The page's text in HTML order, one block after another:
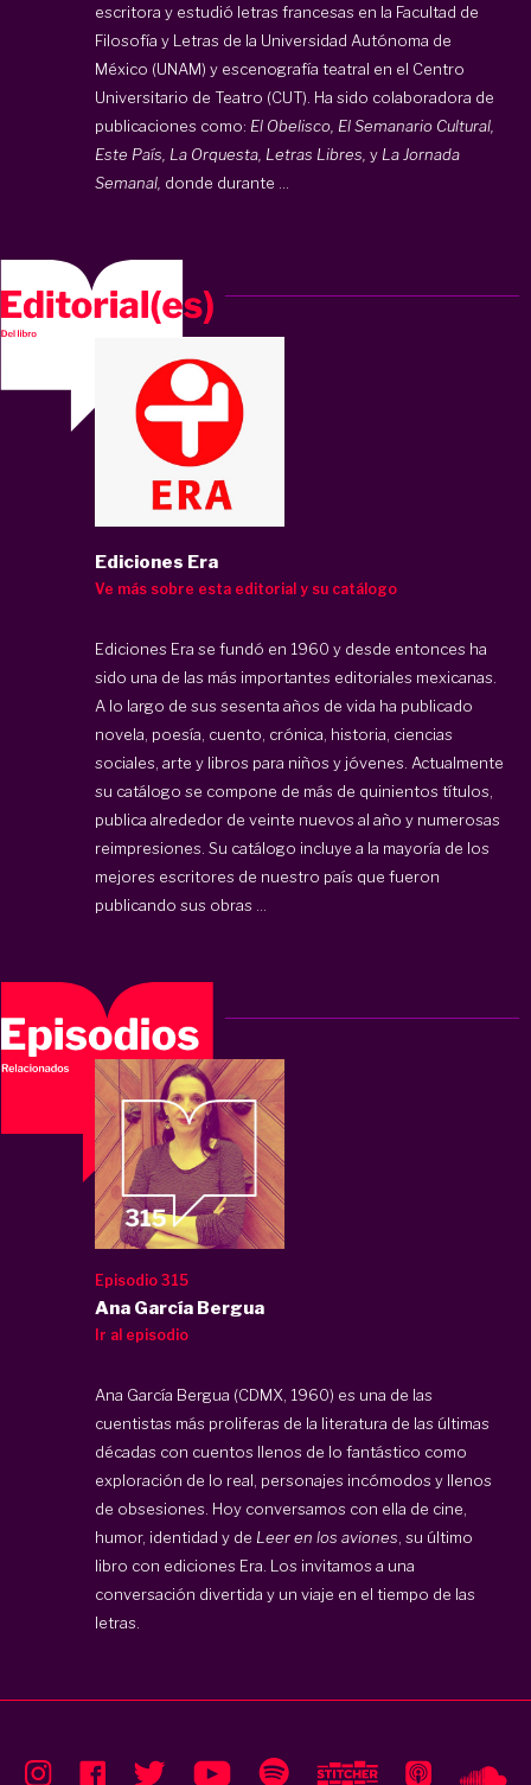
escritora y estudió letras francesas en la Facultad de
Filosofía y Letras de la Universidad Autónoma de
México (UNAM) y escenografía teatral en el Centro
Universitario de Teatro (CUT). Ha sido colaboradora de
publicaciones como: El Obelisco, El Semanario Cultural,
Este País, La Orquesta, Letras Libres, y La Jornada
Semanal, donde durante ...
Ediciones Era
Ve más sobre esta editorial y su catálogo
Ediciones Era se fundó en 1960 y desde entonces ha
sido una de las más importantes editoriales mexicanas.
A lo largo de sus sesenta años de vida ha publicado
novela, poesía, cuento, crónica, historia, ciencias
sociales, arte y libros para niños y jóvenes. Actualmente
su catálogo se compone de más de quinientos títulos,
publica alrededor de veinte nuevos al año y numerosas
reimpresiones. Su catálogo incluye a la mayoría de los
mejores escritores de nuestro país que fueron
publicando sus obras ...
Episodio 315
Ana García Bergua
Ir al episodio
Ana García Bergua (CDMX, 1960) es una de las
cuentistas más proliferas de la literatura de las últimas
décadas con cuentos llenos de lo fantástico como
exploración de lo real, personajes incómodos y llenos
de obsesiones. Hoy conversamos con ella de cine,
humor, identidad y de Leer en los aviones , su último
libro con ediciones Era. Los invitamos a una
conversación divertida y un viaje en el tiempo de las
letras.